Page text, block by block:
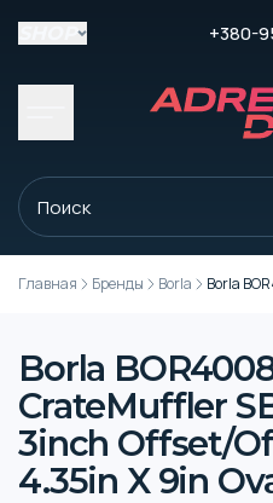
+380-
Главная Бренды Borla Borla
Borla
CrateMuffler
3inch Offset/
4.35in X 9in